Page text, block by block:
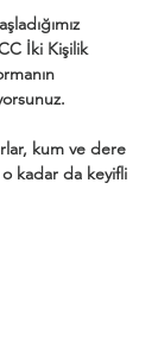
İki Kişilik
kum ve dere
kadar da keyifli